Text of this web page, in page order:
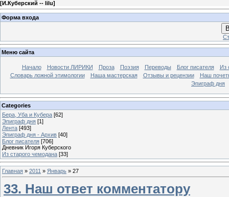
[И.Куберский -- lilu]
Форма входа
Меню сайта
Начало Новости ЛИРИКИ Проза Поэзия Переводы Блог писателя
Из
Словарь ложной этимологии
Наша мастерская Отзывы и рецензии
Наш
Эпиграф дня
Categories
Бера, Уба и Кубера [62]
Эпиграф дня [1]
Лента [493]
Эпиграф дня - Архив [40]
Блог писателя [706]
Дневник Игоря Куберского
Из старого чемодана [33]
Главная » 2011 » Январь » 27
33. Наш ответ комментатору